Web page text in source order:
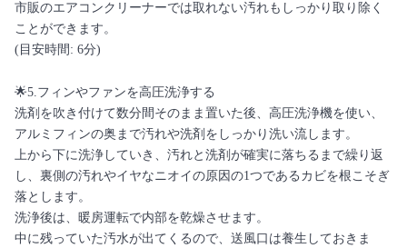
市販のエアコンクリーナーでは取れない汚れもしっかり取り除く
ことができます。
(目安時間: 6分)
🌟5.フィンやファンを高圧洗浄する
洗剤を吹き付けて数分間そのまま置いた後、高圧洗浄機を使い、
アルミフィンの奥まで汚れや洗剤をしっかり洗い流します。
上から下に洗浄していき、汚れと洗剤が確実に落ちるまで繰り返
し、裏側の汚れやイヤなニオイの原因の1つであるカビを根こそぎ
落とします。
洗浄後は、暖房運転で内部を乾燥させます。
中に残っていた汚水が出てくるので、送風口は養生しておきま